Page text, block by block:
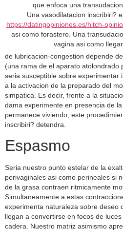
que enfoca una
Una vasodilatacion inscribiri?
https://datingopiniones.es/hitch-
asi­ como forastero. Una
vagina asi­ como
de lubricacion-congestion depende
(una rama de el aparato atolondrado
seri­a susceptible sobre experimentar
a la activacion de la preparado del
simpatica. Es decir, frente a la
dama experimente en presencia de
permanece viviendo, este
inscribiri? detendra.
Espasmo
Seri­a nuestro punto estelar de la
perivaginales asi­ como perineales si
de la grasa contraen ritmicamente
Simultaneamente a estas
experimenta naturaleza sobre deseo
llegan a convertirse en focos de
cadera. Nuestro matriz asimismo